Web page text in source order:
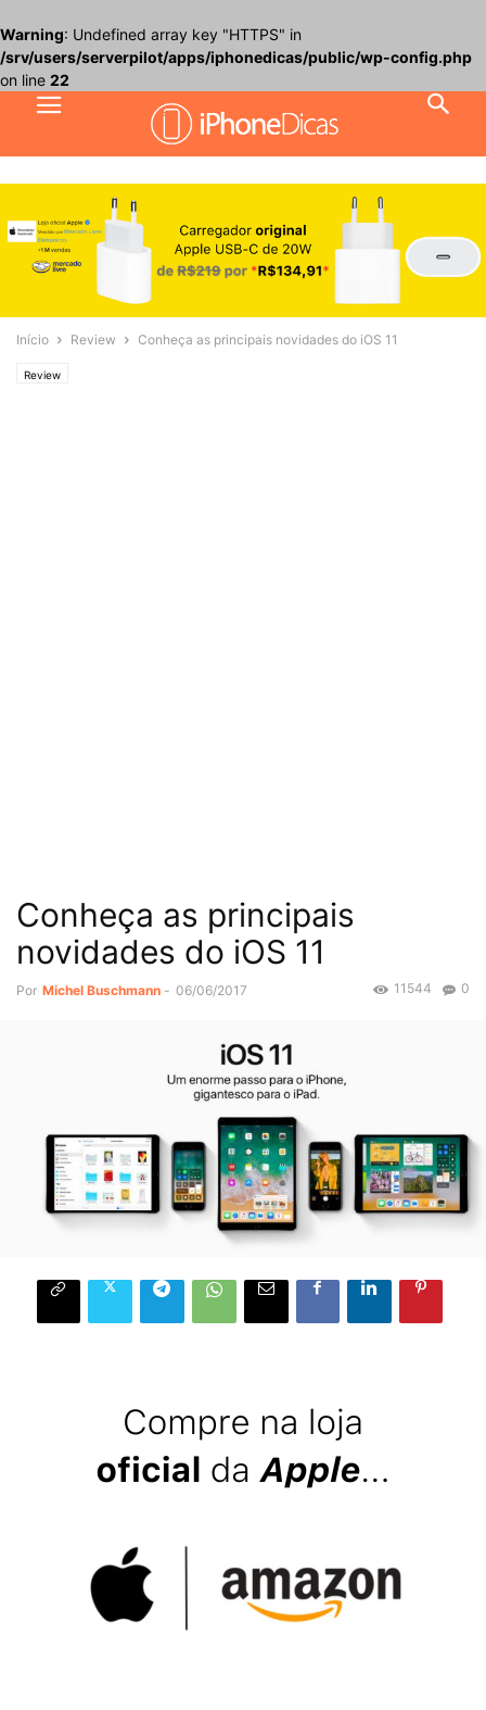
Warning: Undefined array key "HTTPS" in
/srv/users/serverpilot/apps/iphonedicas/public/wp-config.php
on line 22
Início Review Conheça as principais novidades do iOS 11
Review
Conheça as principais
novidades do iOS 11
Por Michel Buschmann - 06/06/2017 0
11544